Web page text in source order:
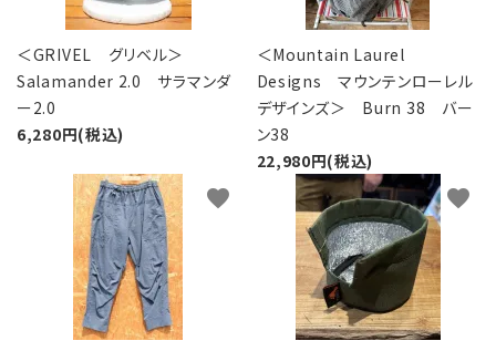
＜GRIVEL グリベル＞
Salamander 2.0 サラマンダ
ー2.0
6,280円(税込)
＜Mountain Laurel
Designs マウンテンローレル
デザインズ＞ Burn 38 バー
ン38
22,980円(税込)
favorite favorite